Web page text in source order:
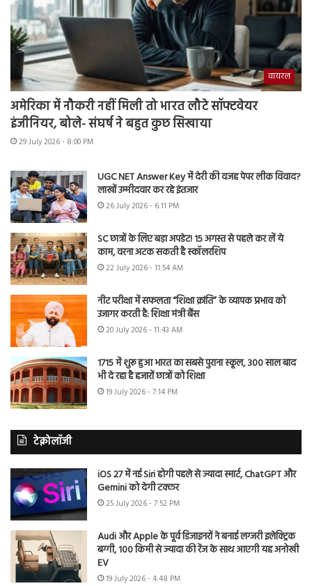
वायरल
अमेरिका में नौकरी नहीं मिली तो भारत लौटे सॉफ्टवेयर
इंजीनियर, बोले- संघर्ष ने बहुत कुछ सिखाया
29 July 2026 - 8:00 PM
UGC NET Answer Key में देरी की वजह पेपर लीक विवाद?
लाखों उम्मीदवार कर रहे इंतजार
26 July 2026 - 6:11 PM
SC छात्रों के लिए बड़ा अपडेट! 15 अगस्त से पहले कर लें ये
काम, वरना अटक सकती है स्कॉलरशिप
22 July 2026 - 11:54 AM
नीट परीक्षा में सफलता “शिक्षा क्रांति” के व्यापक प्रभाव को
उजागर करती है: शिक्षा मंत्री बैंस
20 July 2026 - 11:43 AM
1715 में शुरू हुआ भारत का सबसे पुराना स्कूल, 300 साल बाद
भी दे रहा है हजारों छात्रों को शिक्षा
19 July 2026 - 7:14 PM
टेक्नोलॉजी
iOS 27 में नई Siri होगी पहले से ज्यादा स्मार्ट, ChatGPT और
Gemini को देगी टक्कर
25 July 2026 - 7:52 PM
Audi और Apple के पूर्व डिजाइनरों ने बनाई लग्जरी इलेक्ट्रिक
बग्गी, 100 किमी से ज्यादा की रेंज के साथ आएगी यह अनोखी
EV
19 July 2026 - 4:48 PM